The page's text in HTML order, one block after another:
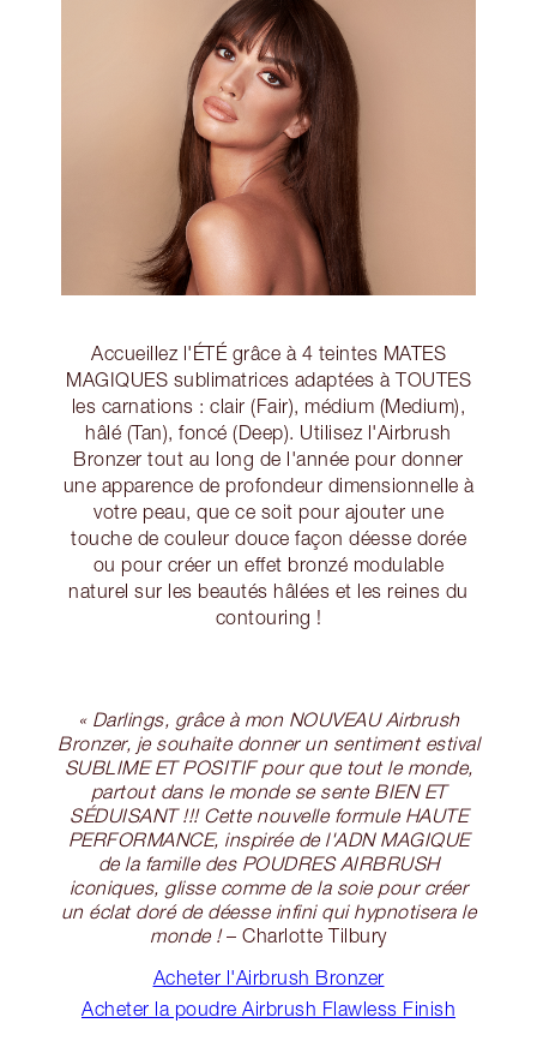
Accueillez l'ÉTÉ grâce à 4 teintes MATES
MAGIQUES sublimatrices adaptées à TOUTES
les carnations : clair (Fair), médium (Medium),
hâlé (Tan), foncé (Deep). Utilisez l'Airbrush
Bronzer tout au long de l'année pour donner
une apparence de profondeur dimensionnelle à
votre peau, que ce soit pour ajouter une
touche de couleur douce façon déesse dorée
ou pour créer un effet bronzé modulable
naturel sur les beautés hâlées et les reines du
contouring !
« Darlings, grâce à mon NOUVEAU Airbrush
Bronzer, je souhaite donner un sentiment estival
SUBLIME ET POSITIF pour que tout le monde,
partout dans le monde se sente BIEN ET
SÉDUISANT !!! Cette nouvelle formule HAUTE
PERFORMANCE, inspirée de l'ADN MAGIQUE
de la famille des POUDRES AIRBRUSH
iconiques, glisse comme de la soie pour créer
un éclat doré de déesse infini qui hypnotisera le
monde !– Charlotte Tilbury
Acheter l'Airbrush Bronzer
Acheter la poudre Airbrush Flawless Finish